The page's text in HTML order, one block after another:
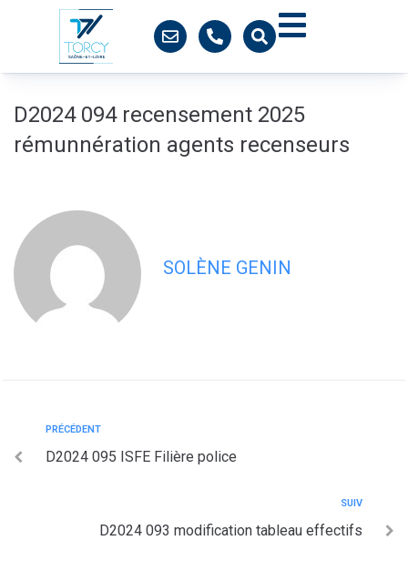
D2024 094 recensement 2025
rémunnération agents recenseurs
SOLÈNE GENIN
PRÉCÉDENT
D2024 095 ISFE Filière police
SUIV
D2024 093 modification tableau effectifs